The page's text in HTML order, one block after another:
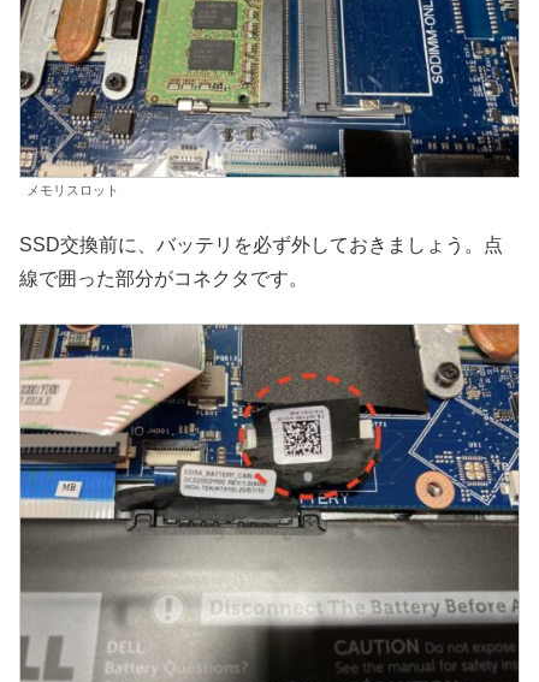
メモリスロット
SSD交換前に、バッテリを必ず外しておきましょう。点
線で囲った部分がコネクタです。